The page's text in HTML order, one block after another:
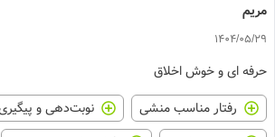
مریم
1404/05/29
حرفه ای و خوش اخلاق
رفتار مناسب منشی
نوبت‌دهی و